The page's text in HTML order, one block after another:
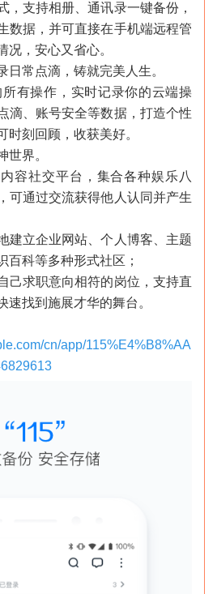
，支持相册、通讯录一键备份，
数据，并可直接在手机端远程管
况，安心又省心。
常点滴，铸就完美人生。
所有操作，实时记录你的云端操
滴、账号安全等数据，打造个性
时刻回顾，收获美好。
世界。
容社交平台，集合各种娱乐八
可通过交流获得他人认同并产生
建立企业网站、个人博客、主题
百科等多种形式社区；
己求职意向相符的岗位，支持直
速找到施展才华的舞台。
cn/app/115%E4%B8%AA